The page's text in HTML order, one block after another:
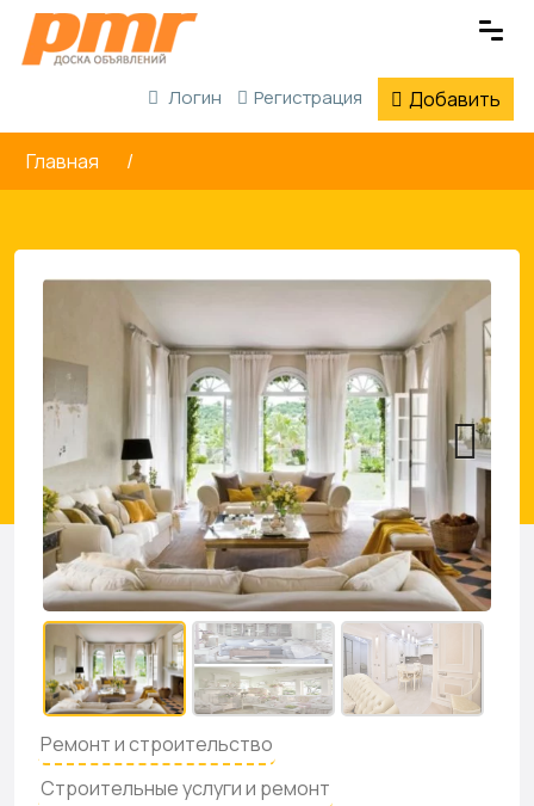
Логин Регистрация Добавить
Главная
Ремонт и строительство
Строительные услуги и ремонт